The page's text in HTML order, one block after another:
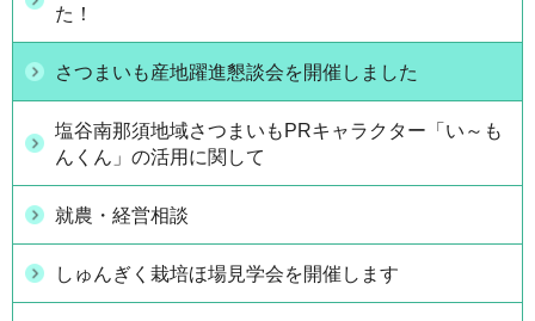
た！
さつまいも産地躍進懇談会を開催しました
塩谷南那須地域さつまいもPRキャラクター「い～も
んくん」の活用に関して
就農・経営相談
しゅんぎく栽培ほ場見学会を開催します